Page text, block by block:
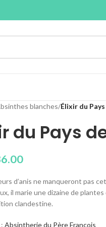
blanches/Élixir du
du Pays
d’anis ne manqueront pas
il marie une dizaine de
clandestine.
Absintherie du Père François